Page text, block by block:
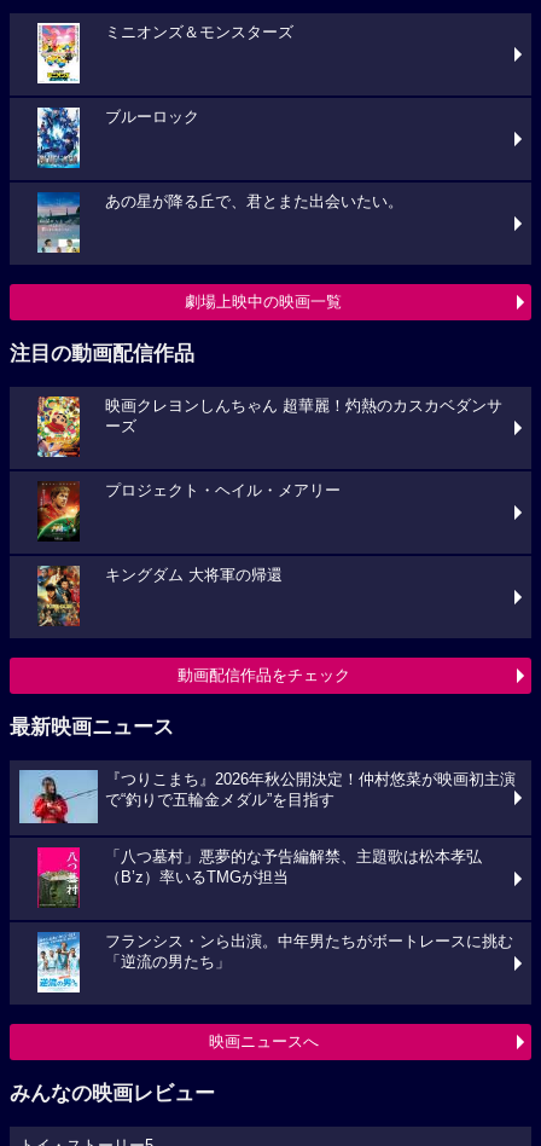
ミニオンズ＆モンスターズ
ブルーロック
あの星が降る丘で、君とまた出会いたい。
劇場上映中の映画一覧
注目の動画配信作品
映画クレヨンしんちゃん 超華麗！灼熱のカスカベダンサ
ーズ
プロジェクト・ヘイル・メアリー
キングダム 大将軍の帰還
動画配信作品をチェック
最新映画ニュース
『つりこまち』2026年秋公開決定！仲村悠菜が映画初主演
で“釣りで五輪金メダル”を目指す
「八つ墓村」悪夢的な予告編解禁、主題歌は松本孝弘
（B’z）率いるTMGが担当
フランシス・ンら出演。中年男たちがボートレースに挑む
「逆流の男たち」
映画ニュースへ
みんなの映画レビュー